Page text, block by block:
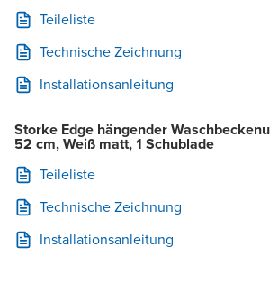
Teileliste
Technische Zeichnung
Installationsanleitung
Storke Edge hängender
52 cm, Weiß matt, 1 Schublade
Teileliste
Technische Zeichnung
Installationsanleitung